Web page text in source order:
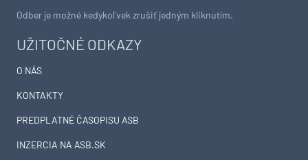
UŽITOČNÉ ODKAZY
O NÁS
KONTAKTY
PREDPLATNÉ ČASOPISU ASB
INZERCIA NA ASB.SK
Odber je možné kedykoľvek zrušiť jedným kliknutím.